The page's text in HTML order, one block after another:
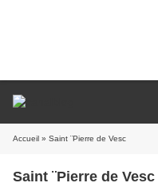
Accueil » Saint ¨Pierre de Vesc
Saint ¨Pierre de Vesc